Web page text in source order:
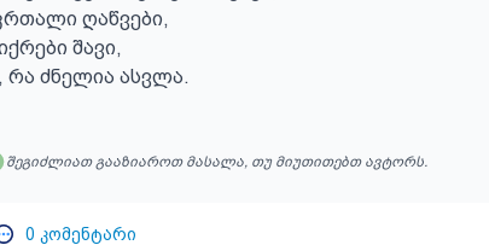
ღაწვები,
შავი,
რა ძნელია ასვლა.
შეგიძლიათ გააზიაროთ მასალა, თუ მიუთითებთ ავტორს.
0 კომენტარი